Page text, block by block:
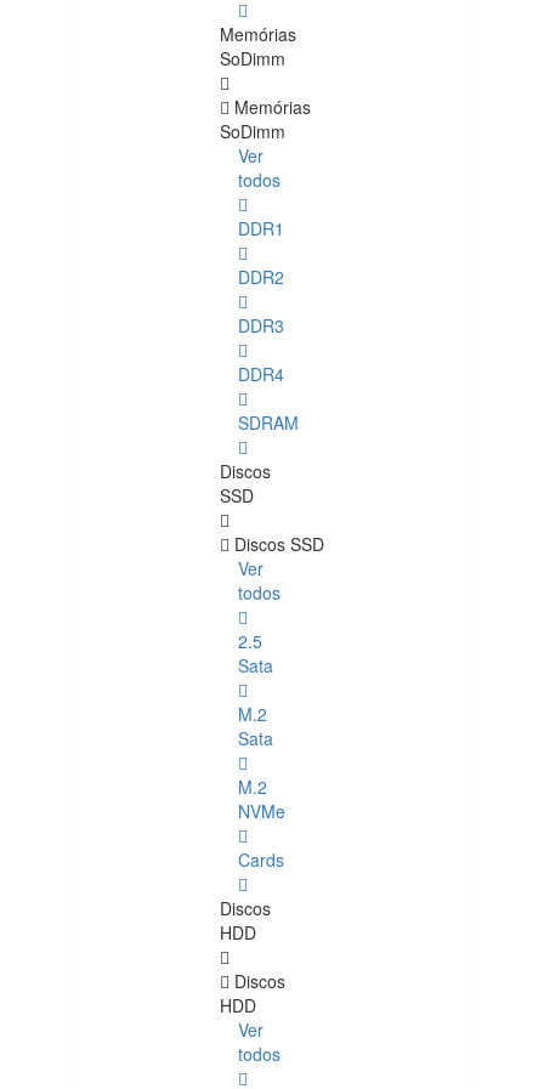
Memórias
SoDimm
Memórias
SoDimm
Ver
todos
DDR1
DDR2
DDR3
DDR4
SDRAM
Discos
SSD
Discos SSD
Ver
todos
2.5
Sata
M.2
Sata
M.2
NVMe
Cards
Discos
HDD
Discos
HDD
Ver
todos